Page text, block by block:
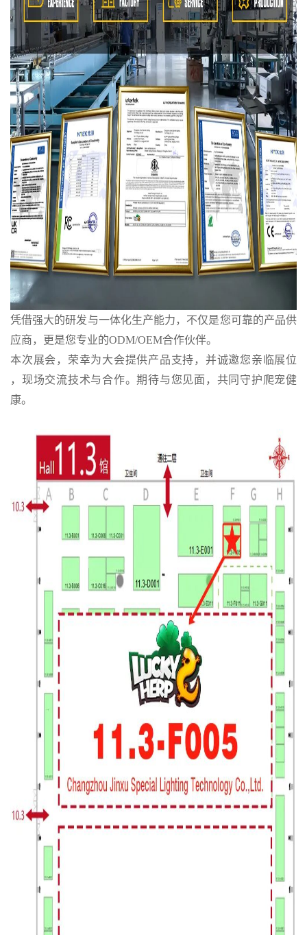
凭借强大的研发与一体化生产能力，不仅是您可靠的产品供
应商，更是您专业的ODM/OEM合作伙伴。
本次展会，荣幸为大会提供产品支持，并诚邀您亲临展位
，现场交流技术与合作。期待与您见面，共同守护爬宠健
康。